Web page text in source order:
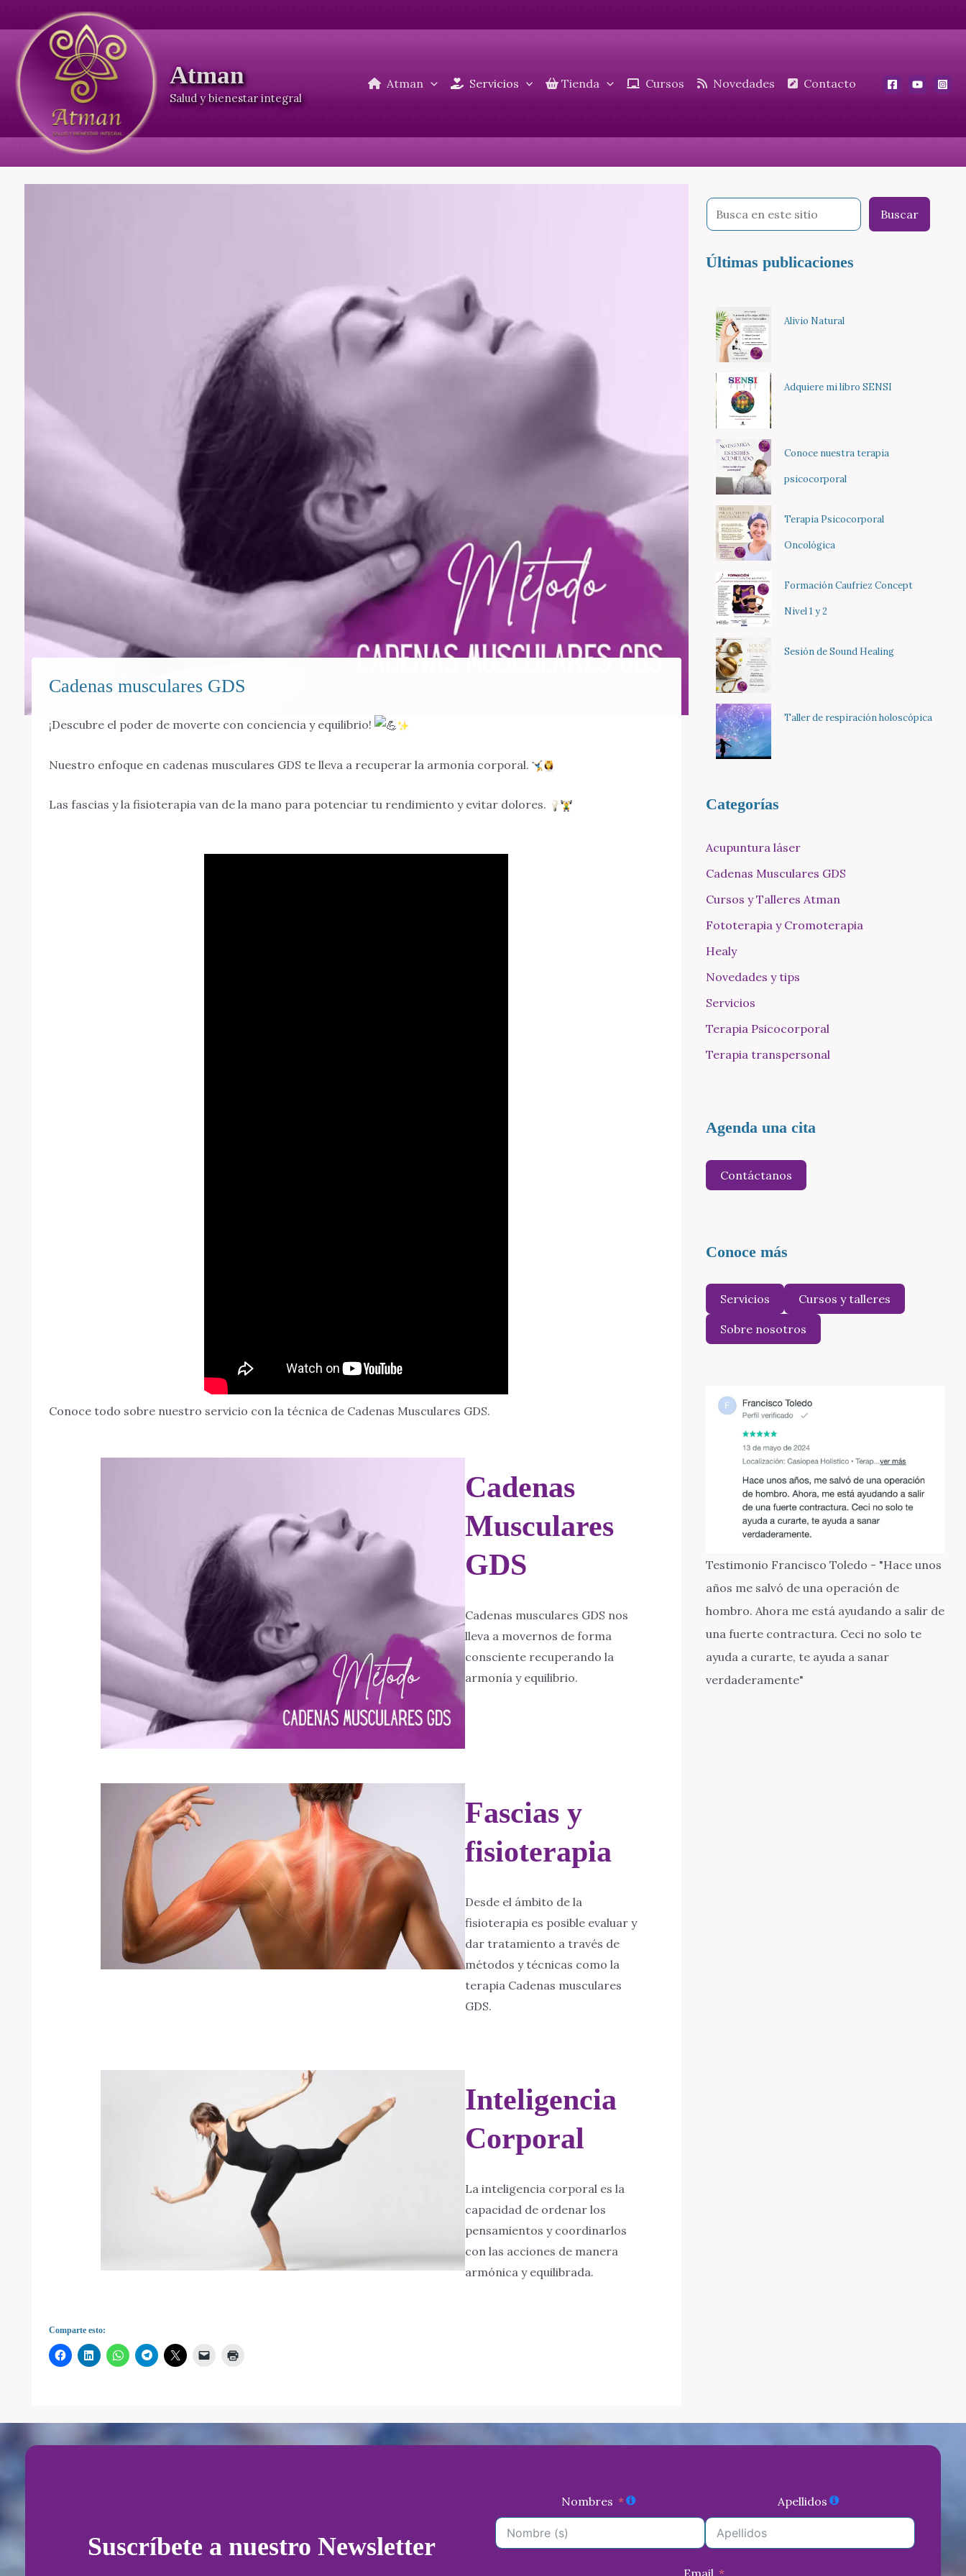
al
contenido
Atman
Salud y bienestar integral
Atman Servicios Tienda Cursos Novedades Contacto
Cadenas musculares GDS
¡Descubre el poder de moverte con conciencia y equilibrio!
Nuestro enfoque en cadenas musculares GDS te lleva a recuperar la armonía corporal.
Las fascias y la fisioterapia van de la mano para potenciar tu rendimiento y evitar dolores.
Conoce todo sobre nuestro servicio con la técnica de Cadenas Musculares GDS.
Cadenas
Musculares
GDS
Cadenas musculares GDS nos
lleva a movernos de forma
consciente recuperando la
armonía y equilibrio.
Fascias y
fisioterapia
Desde el ámbito de la
fisioterapia es posible evaluar y
dar tratamiento a través de
métodos y técnicas como la
terapia Cadenas musculares
GDS.
Inteligencia
Corporal
La inteligencia corporal es la
capacidad de ordenar los
pensamientos y coordinarlos
con las acciones de manera
armónica y equilibrada.
Comparte esto:
Buscar
Últimas publicaciones
Alivio Natural
Adquiere mi libro SENSI
Conoce nuestra terapia
psicocorporal
Terapia Psicocorporal
Oncológica
Formación Caufriez Concept
Nivel 1 y 2
Sesión de Sound Healing
Taller de respiración holoscópica
Categorías
Acupuntura láser
Cadenas Musculares GDS
Cursos y Talleres Atman
Fototerapia y Cromoterapia
Healy
Novedades y tips
Servicios
Terapia Psicocorporal
Terapia transpersonal
Agenda una cita
Contáctanos
Conoce más
Servicios Cursos y talleres
Sobre nosotros
Testimonio Francisco Toledo - "Hace unos
años me salvó de una operación de
hombro. Ahora me está ayudando a salir de
una fuerte contractura. Ceci no solo te
ayuda a curarte, te ayuda a sanar
verdaderamente"
Suscríbete a nuestro Newsletter
Nombres Apellidos